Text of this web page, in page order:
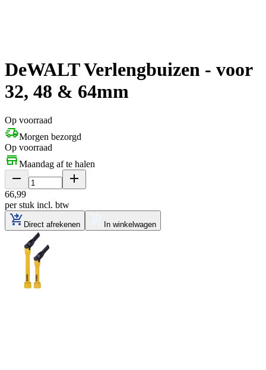
DeWALT Verlengbuizen - voor
32, 48 & 64mm
Op voorraad
Morgen bezorgd
Op voorraad
Maandag af te halen
66,99
per stuk incl. btw
Direct afrekenen In winkelwagen